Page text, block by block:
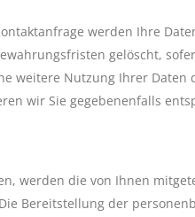
werden Ihre
gelöscht,
weitere Nutzung Ihrer
wir Sie gegebenenfalls
werden die von Ihnen
Bereitstellung der